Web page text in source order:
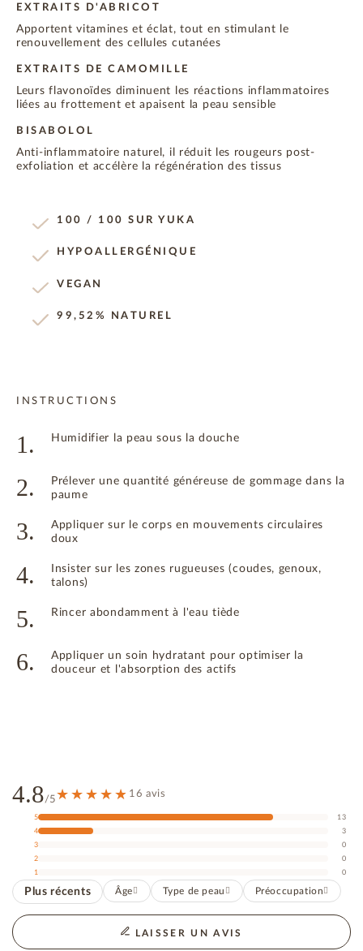
EXTRAITS D'ABRICOT
Apportent vitamines et éclat, tout en stimulant le
renouvellement des cellules cutanées
EXTRAITS DE CAMOMILLE
Leurs flavonoïdes diminuent les réactions inflammatoires
liées au frottement et apaisent la peau sensible
BISABOLOL
Anti-inflammatoire naturel, il réduit les rougeurs post-
exfoliation et accélère la régénération des tissus
100 / 100 SUR YUKA
HYPOALLERGÉNIQUE
VEGAN
99,52% NATUREL
INSTRUCTIONS
1. Humidifier la peau sous la douche
2.
Prélever une quantité généreuse de gommage dans la
paume
3.
Appliquer sur le corps en mouvements circulaires
doux
4.
Insister sur les zones rugueuses (coudes, genoux,
talons)
5. Rincer abondamment à l'eau tiède
6.
Appliquer un soin hydratant pour optimiser la
douceur et l'absorption des actifs
4.8/5 16 avis
5
13
4
3
3
0
2
0
1
0
Plus récents Âge Type de peau Préoccupation
LAISSER UN AVIS